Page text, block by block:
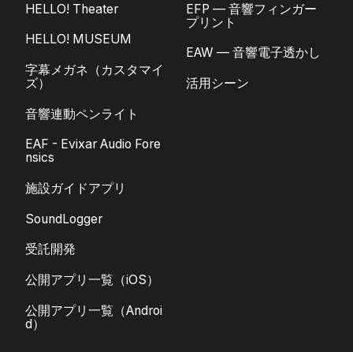
HELLO! Theater
HELLO! MUSEUM
字幕メガネ（カスタマイ
ズ）
音響連動ペンライト
EAF - Evixar Audio Fore
nsics
施設ガイドアプリ
SoundLogger
受託開発
公開アプリ一覧（iOS）
公開アプリ一覧（Androi
d）
EFP — 音響フィンガー
プリント
EAW — 音響電子透かし
活用シーン